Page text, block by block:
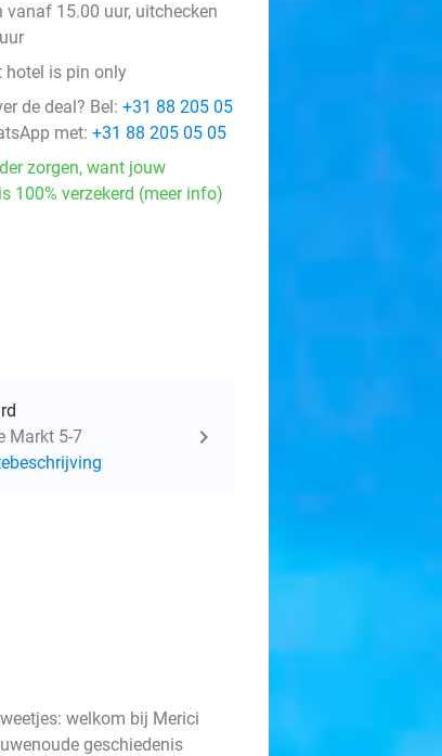
vanaf 15.00 uur, uitchecken
hotel is pin only
de deal? Bel: +31 88 205 05
met: +31 88 205 05 05
zorgen, want jouw
100% verzekerd (meer info)
Markt 5-7
welkom bij Merici
geschiedenis